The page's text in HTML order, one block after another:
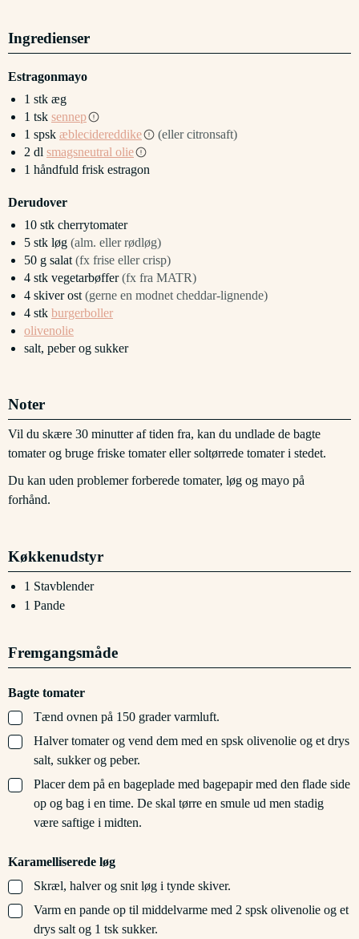
Ingredienser
Estragonmayo
1 stk æg
1 tsk sennep
1 spsk æblecidereddike
(eller citronsaft)
2 dl smagsneutral olie
1 håndfuld frisk estragon
Derudover
10 stk cherrytomater
5 stk løg (alm. eller rødløg)
50 g salat (fx frise eller crisp)
4 stk vegetarbøffer (fx fra MATR)
4 skiver ost (gerne en modnet cheddar-lignende)
4 stk burgerboller
olivenolie
salt, peber og sukker
Noter
Vil du skære 30 minutter af tiden fra, kan du undlade de bagte
tomater og bruge friske tomater eller soltørrede tomater i stedet.
Du kan uden problemer forberede tomater, løg og mayo på
forhånd.
Køkkenudstyr
1 Stavblender
1 Pande
Fremgangsmåde
Bagte tomater
▢
Tænd ovnen på 150 grader varmluft.
▢
Halver tomater og vend dem med en spsk olivenolie og et drys
salt, sukker og peber.
▢
Placer dem på en bageplade med bagepapir med den flade side
op og bag i en time. De skal tørre en smule ud men stadig
være saftige i midten.
Karamelliserede løg
▢
Skræl, halver og snit løg i tynde skiver.
▢
Varm en pande op til middelvarme med 2 spsk olivenolie og et
drys salt og 1 tsk sukker.